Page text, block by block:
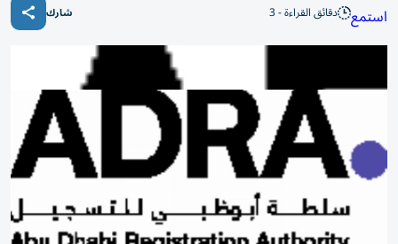
استمع دقائق القراءة - 3 شارك